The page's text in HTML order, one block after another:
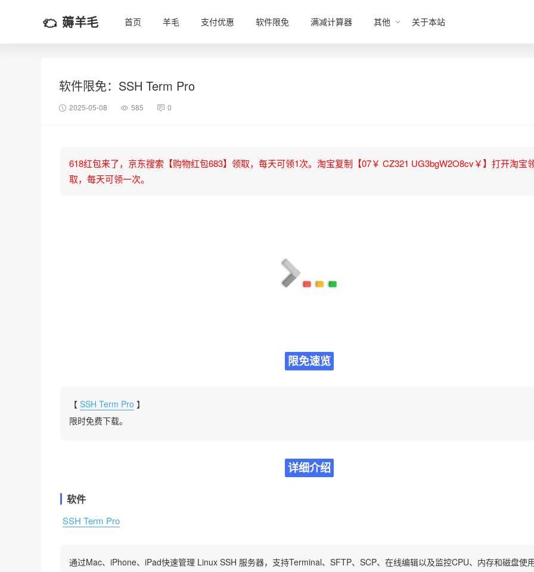
薅羊毛 首页 羊毛 支付优惠 软件限免 满减计算器 其他 关于本站
软件限免：SSH Term Pro
2025-05-08 585 0
618红包来了，京东搜索【购物红包683】领取，每天可领1次。淘宝复制【07￥ CZ321 UG3bgW2O8cv￥】打开淘宝
取，每天可领一次。
限免速览
【 SSH Term Pro 】
限时免费下载。
详细介绍
软件
SSH Term Pro
通过Mac、iPhone、iPad快速管理 Linux SSH 服务器，支持Terminal、SFTP、SCP、在线编辑以及监控CPU、内存和磁盘使